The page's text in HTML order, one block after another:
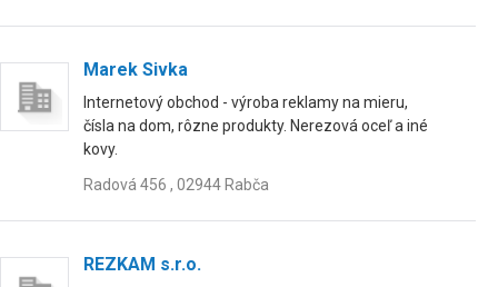
Marek Sivka
Internetový obchod - výroba reklamy na mieru,
čísla na dom, rôzne produkty. Nerezová oceľ a iné
kovy.
Radová 456 , 02944 Rabča
REZKAM s.r.o.